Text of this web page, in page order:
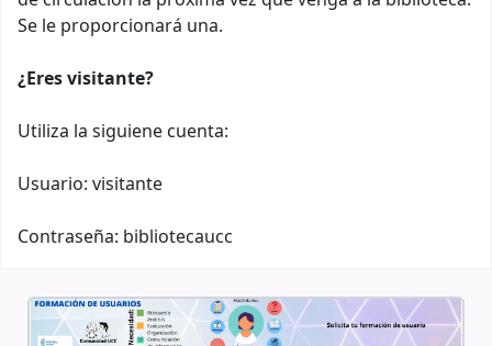
Se le proporcionará una.
¿Eres visitante?
Utiliza la siguiene cuenta:
Usuario: visitante
Contraseña: bibliotecaucc